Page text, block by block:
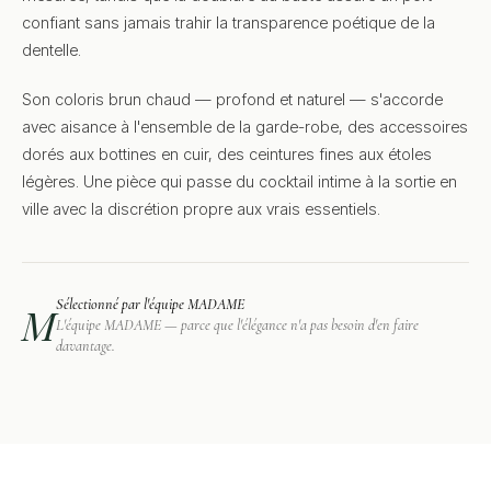
confiant sans jamais trahir la transparence poétique de la
dentelle.
Son coloris brun chaud — profond et naturel — s'accorde
avec aisance à l'ensemble de la garde-robe, des accessoires
dorés aux bottines en cuir, des ceintures fines aux étoles
légères. Une pièce qui passe du cocktail intime à la sortie en
ville avec la discrétion propre aux vrais essentiels.
MSélectionné par l'équipe MADAME
L'équipe MADAME — parce que l'élégance n'a pas besoin d'en faire
davantage.